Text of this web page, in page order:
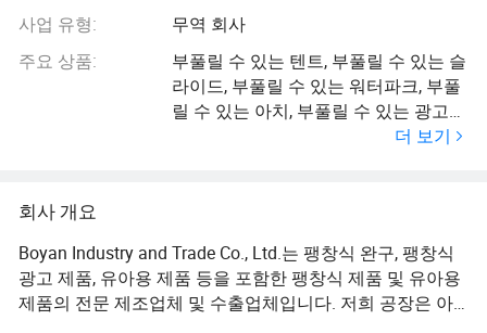
사업 유형:
무역 회사
주요 상품:
부풀릴 수 있는 텐트, 부풀릴 수 있는 슬
라이드, 부풀릴 수 있는 워터파크, 부풀
릴 수 있는 아치, 부풀릴 수 있는 광고
풍선, 부풀릴 수 있는 댄서, 부풀릴 수
더 보기
회사 개요
Boyan Industry and Trade Co., Ltd.는 팽창식 완구, 팽창식
광고 제품, 유아용 제품 등을 포함한 팽창식 제품 및 유아용
제품의 전문 제조업체 및 수출업체입니다. 저희 공장은 아